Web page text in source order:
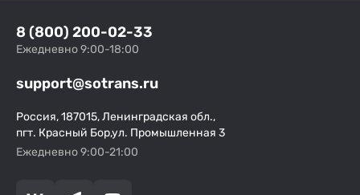
8 (800) 200-02-33
Ежедневно 9:00-18:00
support@sotrans.ru
Россия, 187015, Ленинградская обл.,
пгт. Красный Бор,ул. Промышленная 3
Ежедневно 9:00-21:00